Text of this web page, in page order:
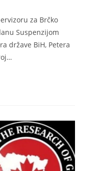
za Brčko
Suspenzijom
države BiH, Petera